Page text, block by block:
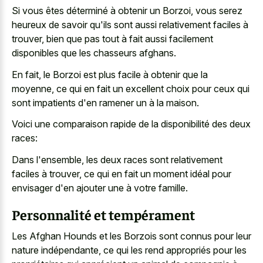
Si vous êtes déterminé à obtenir un Borzoi, vous serez
heureux de savoir qu'ils sont aussi relativement faciles à
trouver, bien que pas tout à fait aussi facilement
disponibles que les chasseurs afghans.
En fait, le Borzoi est plus facile à obtenir que la
moyenne, ce qui en fait un excellent choix pour ceux qui
sont impatients d'en ramener un à la maison.
Voici une comparaison rapide de la disponibilité des deux
races:
Dans l'ensemble, les deux races sont relativement
faciles à trouver, ce qui en fait un moment idéal pour
envisager d'en ajouter une à votre famille.
Personnalité et tempérament
Les Afghan Hounds et les Borzois sont connus pour leur
nature indépendante, ce qui les rend appropriés pour les